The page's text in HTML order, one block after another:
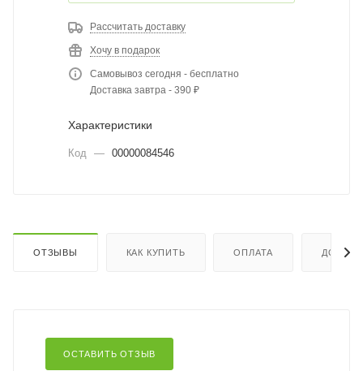
Рассчитать доставку
Хочу в подарок
Самовывоз сегодня - бесплатно
Доставка завтра - 390 ₽
Характеристики
Код — 00000084546
ОТЗЫВЫ КАК КУПИТЬ ОПЛАТА
ОСТАВИТЬ ОТЗЫВ